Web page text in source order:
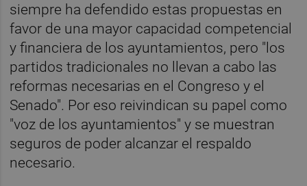
siempre ha defendido estas propuestas en
favor de una mayor capacidad competencial
y financiera de los ayuntamientos, pero "los
partidos tradicionales no llevan a cabo las
reformas necesarias en el Congreso y el
Senado". Por eso reivindican su papel como
"voz de los ayuntamientos" y se muestran
seguros de poder alcanzar el respaldo
necesario.